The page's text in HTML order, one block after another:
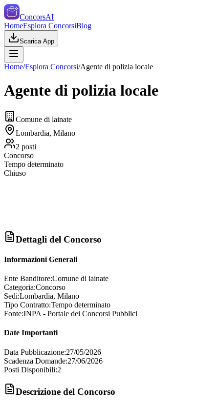
ConcorsAI
HomeEsplora ConcorsiBlog
Scarica App
Home/Esplora Concorsi/Agente di polizia locale
Agente di polizia locale
Comune di lainate
Lombardia, Milano
2 posti
Concorso
Tempo determinato
Chiuso
Dettagli del Concorso
Informazioni Generali
Ente Banditore:Comune di lainate
Categoria:Concorso
Sedi:Lombardia, Milano
Tipo Contratto:Tempo determinato
Fonte:INPA - Portale dei Concorsi Pubblici
Date Importanti
Data Pubblicazione:27/05/2026
Scadenza Domande:27/06/2026
Posti Disponibili:2
Descrizione del Concorso